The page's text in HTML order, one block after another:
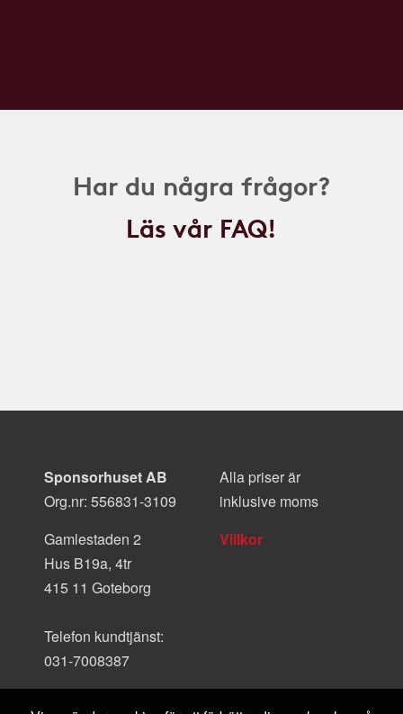
Har du några frågor?
Läs vår FAQ!
Sponsorhuset AB
Org.nr: 556831-3109
Gamlestaden 2
Hus B19a, 4tr
415 11 Goteborg
Telefon kundtjänst:
031-7008387
Alla priser är
inklusive moms
Villkor